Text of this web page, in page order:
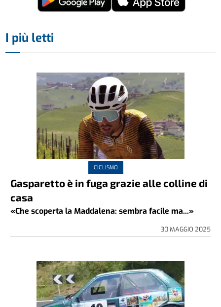
I più letti
CICLISMO
Gasparetto è in fuga grazie alle colline di
casa
«Che scoperta la Maddalena: sembra facile ma...»
30 MAGGIO 2025